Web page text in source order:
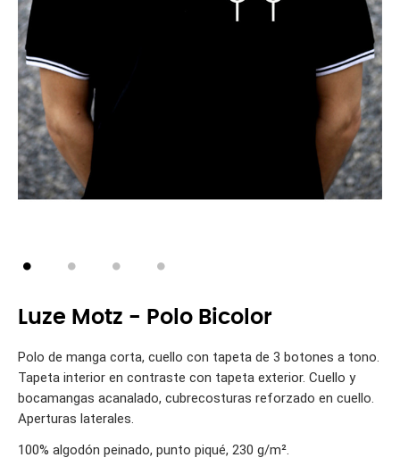
Luze Motz - Polo Bicolor
Polo de manga corta, cuello con tapeta de 3 botones a tono.
Tapeta interior en contraste con tapeta exterior. Cuello y
bocamangas acanalado, cubrecosturas reforzado en cuello.
Aperturas laterales.
100% algodón peinado, punto piqué, 230 g/m².